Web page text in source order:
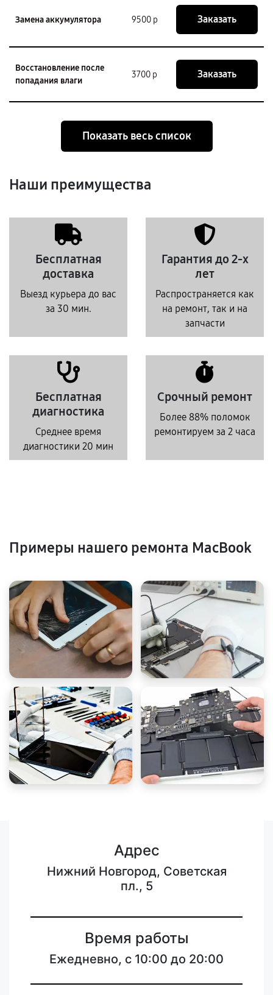
Замена аккумулятора 9500 р Заказать
Восстановление после
попадания влаги
3700 р Заказать
Показать весь список
Наши преимущества
Бесплатная
доставка
Выезд курьера до вас
за 30 мин.
Гарантия до 2-х
лет
Распространяется как
на ремонт, так и на
запчасти
Бесплатная
диагностика
Среднее время
диагностики 20 мин
Срочный ремонт
Более 88% поломок
ремонтируем за 2 часа
Примеры нашего ремонта MacBook
Адрес
Нижний Новгород, Советская
пл., 5
Время работы
Ежедневно, с 10:00 до 20:00